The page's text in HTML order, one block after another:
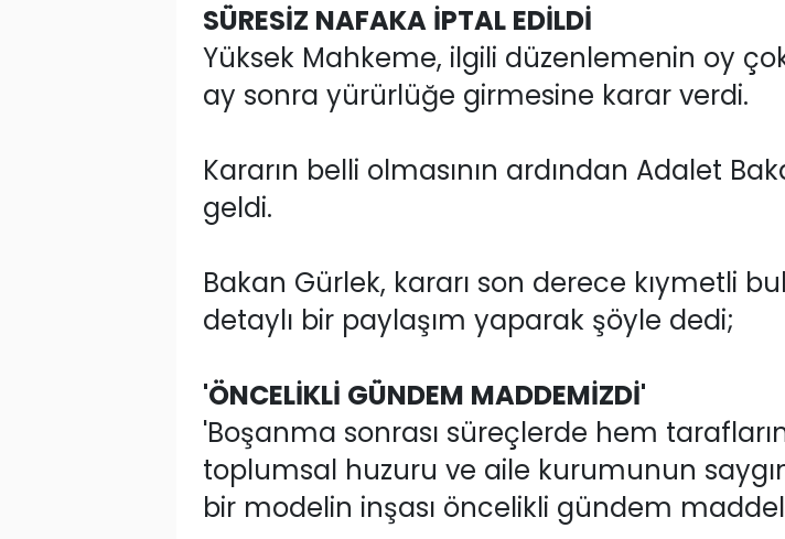
SÜRESİZ NAFAKA İPTAL EDİLDİ
Yüksek Mahkeme, ilgili düzenlemenin oy
ay sonra yürürlüğe girmesine karar verdi.
Kararın belli olmasının ardından Adalet
geldi.
Bakan Gürlek, kararı son derece kıymetli
detaylı bir paylaşım yaparak şöyle dedi;
'ÖNCELİKLİ GÜNDEM MADDEMİZDİ'
'Boşanma sonrası süreçlerde hem
toplumsal huzuru ve aile kurumunun
bir modelin inşası öncelikli gündem